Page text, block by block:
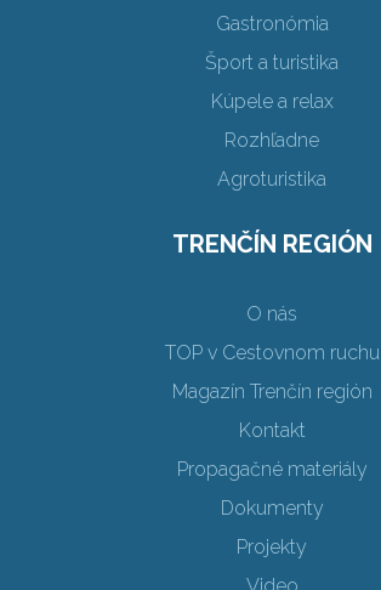
Gastronómia
Šport a turistika
Kúpele a relax
Rozhľadne
Agroturistika
TRENČÍN REGIÓN
O nás
TOP v Cestovnom ruchu
Magazín Trenčín región
Kontakt
Propagačné materiály
Dokumenty
Projekty